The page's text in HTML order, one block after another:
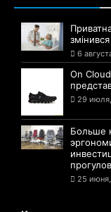
6
On
29
Больше
25